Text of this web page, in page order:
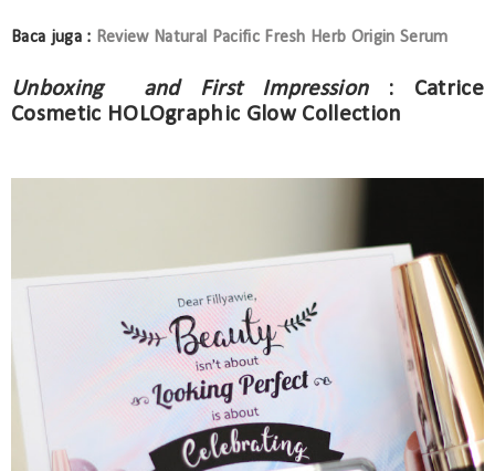
Baca juga : Review Natural Pacific Fresh Herb Origin Serum
Unboxing and First Impression: Catrice
Cosmetic HOLOgraphic Glow Collection